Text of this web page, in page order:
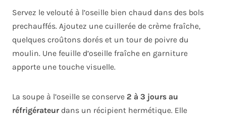
Servez le velouté à l’oseille bien chaud dans des bols
prechauffés. Ajoutez une cuillerée de crème fraîche,
quelques croûtons dorés et un tour de poivre du
moulin. Une feuille d’oseille fraîche en garniture
apporte une touche visuelle.
La soupe à l’oseille se conserve 2 à 3 jours au
réfrigérateurdans un récipient hermétique. Elle